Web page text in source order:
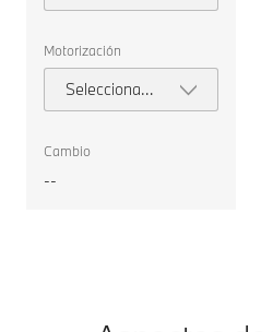
Touring
Motorización
Seleccionar
motorización
Cambio
--